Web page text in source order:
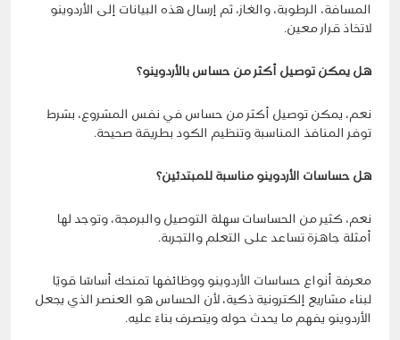
المسافة، الرطوبة، والغاز، ثم إرسال هذه البيانات إلى الأردوينو
لاتخاذ قرار معين.
هل يمكن توصيل أكثر من حساس بالأردوينو؟
نعم، يمكن توصيل أكثر من حساس في نفس المشروع، بشرط
توفر المنافذ المناسبة وتنظيم الكود بطريقة صحيحة.
هل حساسات الأردوينو مناسبة للمبتدئين؟
نعم، كثير من الحساسات سهلة التوصيل والبرمجة، وتوجد لها
أمثلة جاهزة تساعد على التعلم والتجربة.
معرفة أنواع حساسات الأردوينو ووظائفها تمنحك أساسًا قويًا
لبناء مشاريع إلكترونية ذكية، لأن الحساس هو العنصر الذي يجعل
الأردوينو يفهم ما يحدث حوله ويتصرف بناءً عليه.